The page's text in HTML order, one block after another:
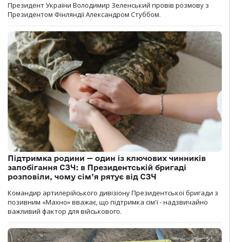
Президент України Володимир Зеленський провів розмову з
Президентом Фінляндії Александром Стуббом.
Підтримка родини — один із ключових чинників
запобігання СЗЧ: в Президентській бригаді
розповіли, чому сім’я рятує від СЗЧ
Командир артилерійського дивізіону Президентської бригади з
позивним «Махно» вважає, що підтримка сім'ї - надзвичайно
важливий фактор для військового.